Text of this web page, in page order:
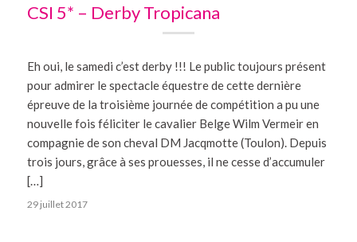
CSI 5* – Derby Tropicana
Eh oui, le samedi c’est derby !!! Le public toujours présent
pour admirer le spectacle équestre de cette dernière
épreuve de la troisième journée de compétition a pu une
nouvelle fois féliciter le cavalier Belge Wilm Vermeir en
compagnie de son cheval DM Jacqmotte (Toulon). Depuis
trois jours, grâce à ses prouesses, il ne cesse d’accumuler
[…]
29 juillet 2017